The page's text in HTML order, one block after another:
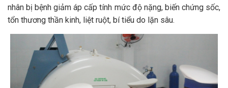
nhân bị bệnh giảm áp cấp tính mức độ nặng, biến chứng sốc,
tổn thương thần kinh, liệt ruột, bí tiểu do lặn sâu.